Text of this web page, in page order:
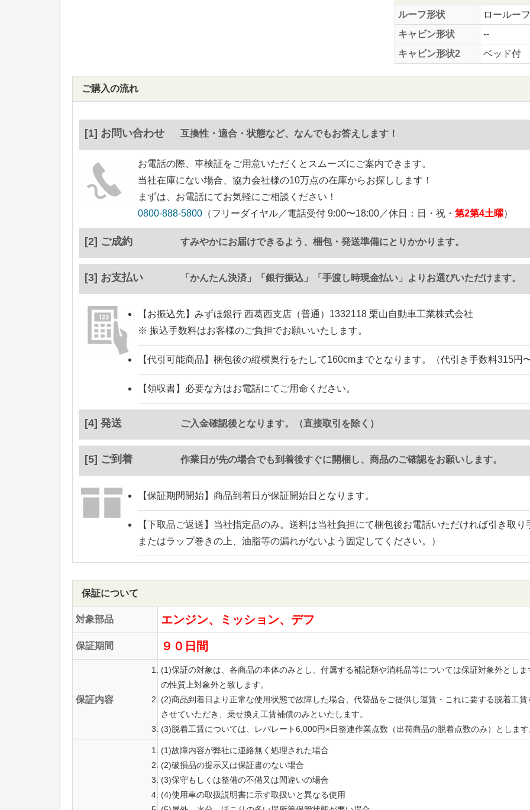
ルーフ形状
ロールーフ
キャビン形状
--
キャビン形状2
ベッド付
ご購入の流れ
[1] お問い合わせ 互換性・適合・状態など、なんでもお答えします！
お電話の際、車検証をご用意いただくとスムーズにご案内できます。
当社在庫にない場合、協力会社様の10万点の在庫からお探しします！
まずは、お電話にてお気軽にご相談ください！
0800-888-5800 （フリーダイヤル／電話受付 9:00〜18:00／休日：日・祝・ 第2第4土曜）
[2] ご成約 すみやかにお届けできるよう、梱包・発送準備にとりかかります。
[3] お支払い 「かんたん決済」「銀行振込」「手渡し時現金払い」よりお選びいただけます。
【お振込先】 みずほ銀行 西葛西支店（普通）1332118 栗山自動車工業株式会社
※ 振込手数料はお客様のご負担でお願いいたします。
【代引可能商品】 梱包後の縦横奥行をたして160cmまでとなります。（代引き手数料315円〜
【領収書】 必要な方はお電話にてご用命ください。
[4] 発送 ご入金確認後となります。（直接取引を除く）
[5] ご到着 作業日が先の場合でも到着後すぐに開梱し、商品のご確認をお願いします。
【保証期間開始】 商品到着日が保証開始日となります。
【下取品ご返送】 当社指定品のみ。送料は当社負担にて梱包後お電話いただければ引き取
またはラップ巻きの上、油脂等の漏れがないよう固定してください。）
保証について
対象部品 エンジン、ミッション、デフ
保証期間 ９０日間
保証内容
(1)保証の対象は、各商品の本体のみとし、付属する補記類や消耗品等については保証対象外とし
の性質上対象外と致します。
(2)商品到着日より正常な使用状態で故障した場合、代替品をご提供し運賃・これに要する脱着工
させていただき、乗せ換え工賃補償のみといたします。
(3)脱着工賃については、レバレート6,000円×日整連作業点数（出荷商品の脱着点数のみ）としま
(1)故障内容が弊社に連絡無く処理された場合
(2)破損品の提示又は保証書のない場合
(3)保守もしくは整備の不備又は間違いの場合
(4)使用車の取扱説明書に示す取扱いと異なる使用